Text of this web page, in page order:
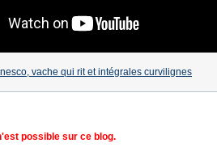
vache qui rit et intégrales curvilignes
possible sur ce blog.